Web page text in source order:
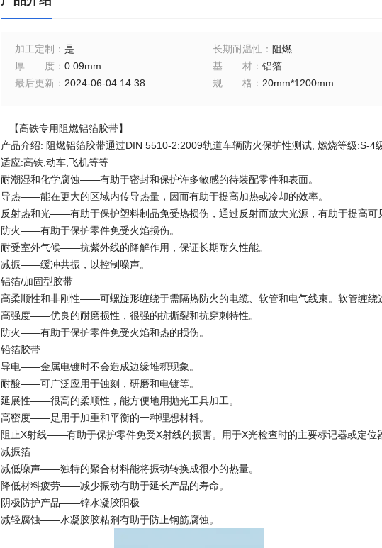
加工定制 ： 是 长期耐温性 ： 阻燃
厚度 ： 0.09mm 基材： 铝箔
最后更新 ： 2024-06-04 14:38 规格 ： 20mm*1200mm
【高铁专用阻燃铝箔胶带】
产品介绍: 阻燃铝箔胶带通过DIN 5510-2:2009轨道车辆防火保护性测试, 燃烧等级:S-4
适应:高铁,动车,飞机等等
耐潮湿和化学腐蚀——有助于密封和保护许多敏感的待装配零件和表面。
导热——能在更大的区域内传导热量，因而有助于提高加热或冷却的效率。
反射热和光——有助于保护塑料制品免受热损伤，通过反射而放大光源，有助于提高可
防火——有助于保护零件免受火焰损伤。
耐受室外气候——抗紫外线的降解作用，保证长期耐久性能。
减振——缓冲共振，以控制噪声。
铝箔/加固型胶带
高柔顺性和非刚性——可螺旋形缠绕于需隔热防火的电缆、软管和电气线束。软管缠绕
高强度——优良的耐磨损性，很强的抗撕裂和抗穿刺特性。
防火——有助于保护零件免受火焰和热的损伤。
铅箔胶带
导电——金属电镀时不会造成边缘堆积现象。
耐酸——可广泛应用于蚀刻，研磨和电镀等。
延展性——很高的柔顺性，能方便地用抛光工具加工。
高密度——是用于加重和平衡的一种理想材料。
阻止X射线——有助于保护零件免受X射线的损害。用于X光检查时的主要标记器或定位
减振箔
减低噪声——独特的聚合材料能将振动转换成很小的热量。
降低材料疲劳——减少振动有助于延长产品的寿命。
阴极防护产品——锌水凝胶阳极
减轻腐蚀——水凝胶胶粘剂有助于防止钢筋腐蚀。